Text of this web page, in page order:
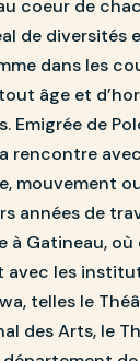
coeur de
de diversités
dans les
âge et
Emigrée de
rencontre
mouvement
années de
à Gatineau,
avec les
telles le
des Arts, le